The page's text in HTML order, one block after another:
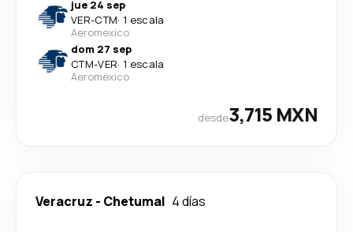
jue 24 sep
VER-CTM· 1 escala
Aeromexico
dom 27 sep
CTM-VER· 1 escala
Aeromexico
desde3,715 MXN
Veracruz - Chetumal 4 días